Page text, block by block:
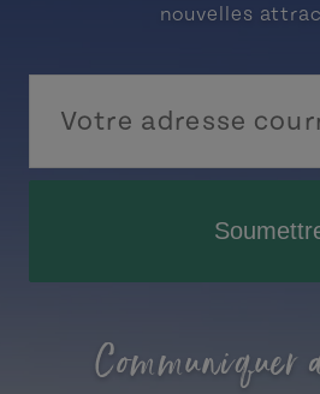
nouvelles
Communiquer